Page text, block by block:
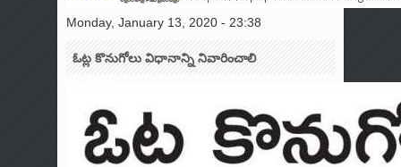
Monday, January 13, 2020 - 23:38
ఓట్ల కొనుగోలు విధానాన్ని నివారించాలి